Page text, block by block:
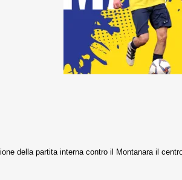
della partita interna contro il Montanara il